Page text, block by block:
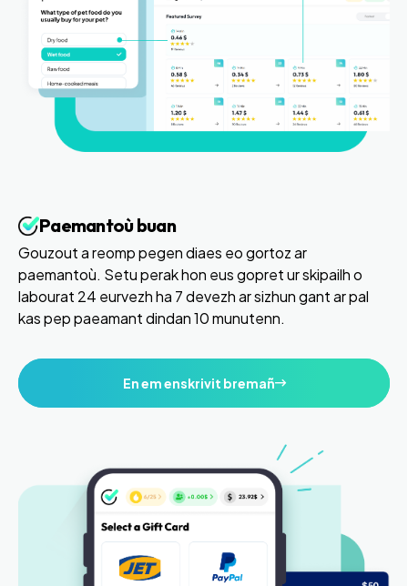
Paemantoù buan
Gouzout a reomp pegen diaes eo gortoz ar
paemantoù. Setu perak hon eus gopret ur skipailh o
labourat 24 eurvezh ha 7 devezh ar sizhun gant ar pal
kas pep paeamant dindan 10 munutenn.
En em enskrivit bremañ